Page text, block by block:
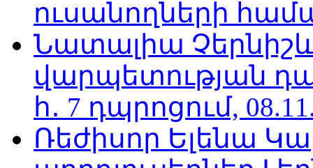
ուսանողների
Նատալիա
վարպետության
հ․ 7 դպրոցում,
Ռեժիսոր Ելենա